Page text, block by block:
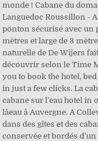
monde ! Cabane du
Languedoc Roussillon -
ponton sécurisé avec un
mètres et large de 3
naturelle de De Wijers fait
découvrir selon le Time
you to book the hotel,
in just a few clicks. La
cabane sur l'eau hotel in
lâeau â Auvergne. A
dans des gîtes et des
conservée et bordés d'un